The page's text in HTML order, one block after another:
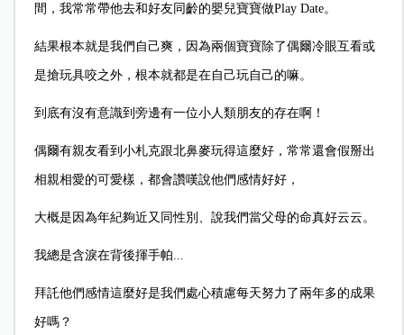
間，我常常帶他去和好友同齡的嬰兒寶寶做Play Date。
結果根本就是我們自己爽，因為兩個寶寶除了偶爾冷眼互看或
是搶玩具咬之外，根本就都是在自己玩自己的嘛。
到底有沒有意識到旁邊有一位小人類朋友的存在啊！
偶爾有親友看到小札克跟北鼻麥玩得這麼好，常常還會假掰出
相親相愛的可愛樣，都會讚嘆說他們感情好好，
大概是因為年紀夠近又同性別、說我們當父母的命真好云云。
我總是含淚在背後揮手帕...
拜託他們感情這麼好是我們處心積慮每天努力了兩年多的成果
好嗎？